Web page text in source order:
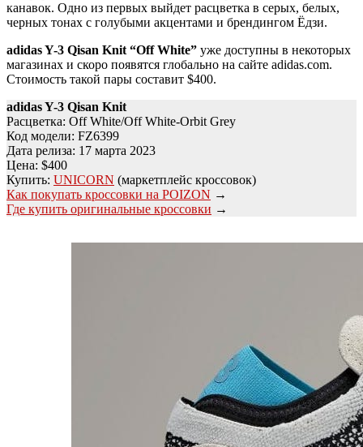
канавок. Одно из первых выйдет расцветка в серых, белых,
черных тонах с голубыми акцентами и брендингом Ёдзи.
adidas Y-3 Qisan Knit “Off White” уже доступны в некоторых
магазинах и скоро появятся глобально на сайте adidas.com.
Стоимость такой пары составит $400.
adidas Y-3 Qisan Knit
Расцветка: Off White/Off White-Orbit Grey
Код модели: FZ6399
Дата релиза: 17 марта 2023
Цена: $400
Купить: UNICORN (маркетплейс кроссовок)
Как покупать кроссовки на POIZON →
Где купить оригинальные кроссовки →